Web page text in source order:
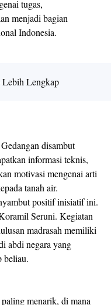
tugas,
menjadi bagian
Indonesia.
Lengkap
disambut
informasi teknis,
motivasi mengenai arti
tanah air.
positif inisiatif ini.
Seruni. Kegiatan
madrasah memiliki
abdi negara yang
beliau.
menarik, di mana